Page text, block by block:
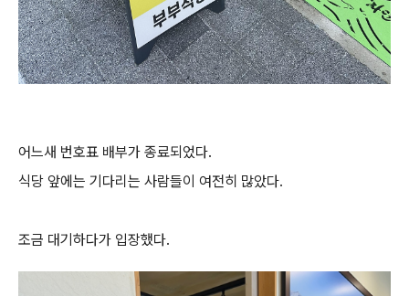
어느새 번호표 배부가 종료되었다.
식당 앞에는 기다리는 사람들이 여전히 많았다.
조금 대기하다가 입장했다.